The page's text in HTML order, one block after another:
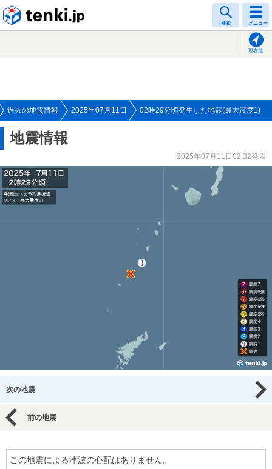
検索 メニュー
現在地
過去の地震情報 2025年07月11日 02時29分頃発生した地震(最大震度1)
地震情報
2025年07月11日02:32発表
次の地震
前の地震
この地震による津波の心配はありません。